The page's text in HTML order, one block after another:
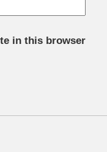
in this browser